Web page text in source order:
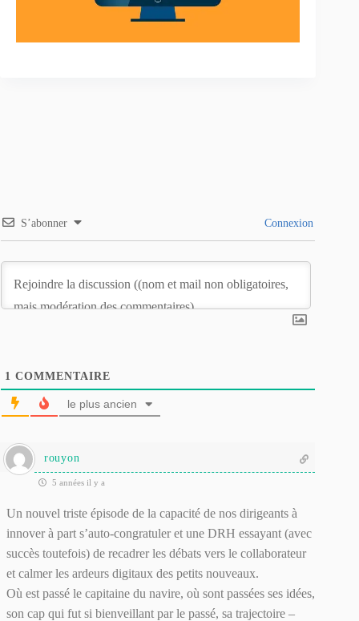
S’abonner Connexion
1 COMMENTAIRE
le plus ancien
rouyon
5 années il y a
Un nouvel triste épisode de la capacité de nos dirigeants à
innover à part s’auto-congratuler et une DRH essayant (avec
succès toutefois) de recadrer les débats vers le collaborateur
et calmer les ardeurs digitaux des petits nouveaux.
Où est passé le capitaine du navire, où sont passées ses idées,
son cap qui fut si bienveillant par le passé, sa trajectoire –